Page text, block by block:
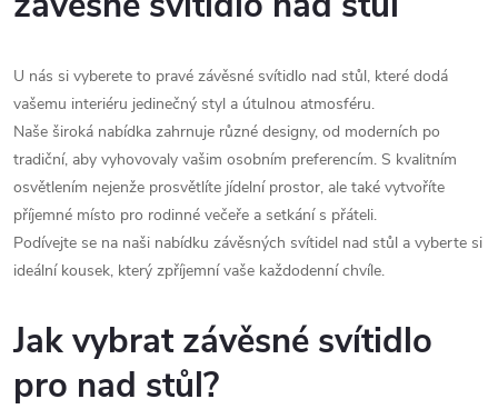
c
í
p
r
v
k
v
ý
k
v
á
n
í
U nás si vyberete to pravé závěsné svítidlo nad stůl, které dodá
vašemu interiéru jedinečný styl a útulnou atmosféru.
Naše široká nabídka zahrnuje různé designy, od moderních po
tradiční, aby vyhovovaly vašim osobním preferencím. S kvalitním
osvětlením nejenže prosvětlíte jídelní prostor, ale také vytvoříte
příjemné místo pro rodinné večeře a setkání s přáteli.
Podívejte se na naši nabídku závěsných svítidel nad stůl a vyberte si
ideální kousek, který zpříjemní vaše každodenní chvíle.
Jak vybrat závěsné svítidlo
pro nad stůl?